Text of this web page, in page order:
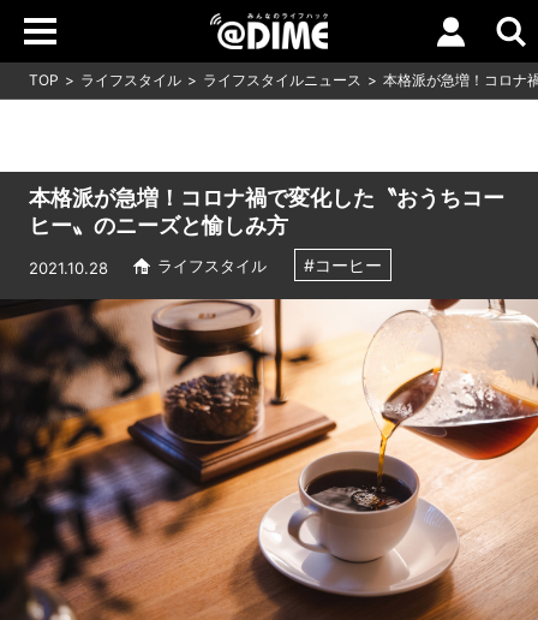
TOP ライフスタイル ライフスタイルニュース 本格派が急増！コロナ
本格派が急増！コロナ禍で変化した〝おうちコー
ヒー〟のニーズと愉しみ方
2021.10.28 ライフスタイル #コーヒー